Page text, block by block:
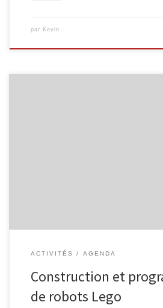
par Kevin
ACTIVITÉS AGENDA
Construction et
de robots Lego